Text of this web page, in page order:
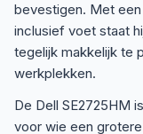
bevestigen. Met
inclusief voet staat
tegelijk makkelijk te
werkplekken.
De Dell SE2725HM
voor wie een